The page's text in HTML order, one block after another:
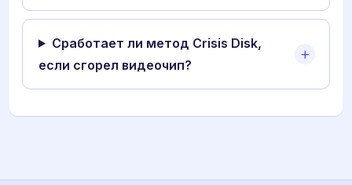
Сработает ли метод Crisis Disk,
если сгорел видеочип?